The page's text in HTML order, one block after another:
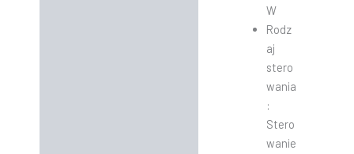
W
Rodz
aj
stero
wania
:
Stero
wanie